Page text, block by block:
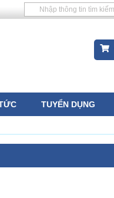
TUYỂN DỤNG